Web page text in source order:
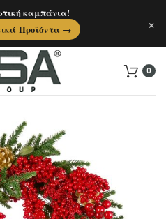
0
καμπάνια!
Προϊόντα →
×